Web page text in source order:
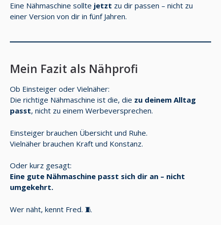
Eine Nähmaschine sollte jetzt zu dir passen – nicht zu
einer Version von dir in fünf Jahren.
Mein Fazit als Nähprofi
Ob Einsteiger oder Vielnäher:
Die richtige Nähmaschine ist die, die zu deinem Alltag
passt, nicht zu einem Werbeversprechen.
Einsteiger brauchen Übersicht und Ruhe.
Vielnäher brauchen Kraft und Konstanz.
Oder kurz gesagt:
Eine gute Nähmaschine passt sich dir an – nicht
umgekehrt.
Wer näht, kennt Fred. 🧵